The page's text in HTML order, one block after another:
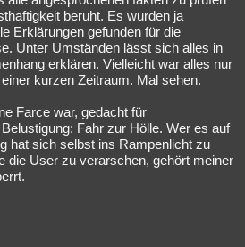
beruht. Es wurden ja
Erklärungen gefunden für die
Unter Umständen lässt sich alles in
erklären. Vielleicht war alles nur
kurzen Zeitraum. Mal sehen.
Farce war, gedacht für
Fahr zur Hölle. Wer es auf
hat sich selbst ins Rampenlicht zu
die User zu verarschen, gehört meiner